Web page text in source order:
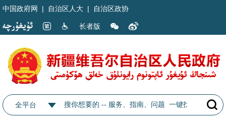
中国政府网 | 自治区人大 | 自治区政协
长者版
全平台